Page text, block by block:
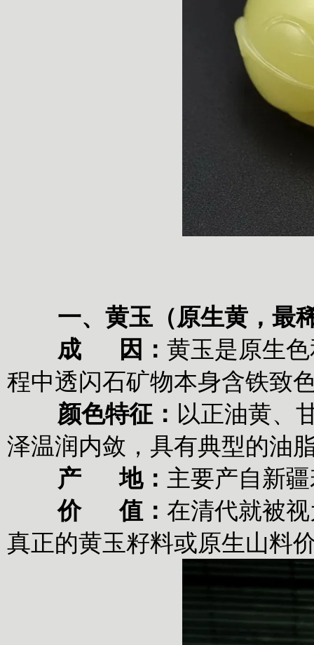
一、黄玉（原生黄，最
成 因‌： 黄玉是‌原生
程中透闪石矿物本身含铁致
颜色特征‌： 以‌正油黄、
泽温润内敛，具有典型的油
产 地‌： 主要产自新
‌价值‌： 在清代就被
真正的黄玉籽料或原生山料